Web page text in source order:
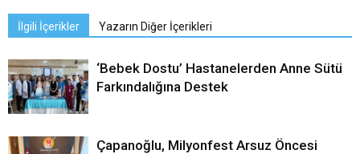
İlgili İçerikler Yazarın Diğer İçerikleri
‘Bebek Dostu’ Hastanelerden Anne Sütü
Farkındalığına Destek
Çapanoğlu, Milyonfest Arsuz Öncesi